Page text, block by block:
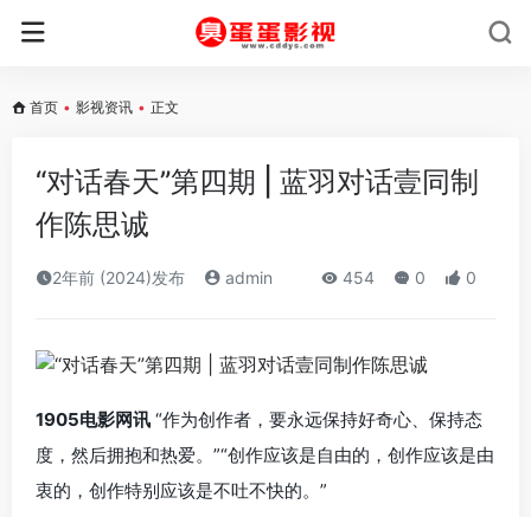
首页 • 影视资讯 • 正文
“对话春天”第四期 | 蓝羽对话壹同制
作陈思诚
2年前 (2024)发布 admin 454 0 0
1905电影网讯 “作为创作者，要永远保持好奇心、保持态
度，然后拥抱和热爱。”“创作应该是自由的，创作应该是由
衷的，创作特别应该是不吐不快的。”